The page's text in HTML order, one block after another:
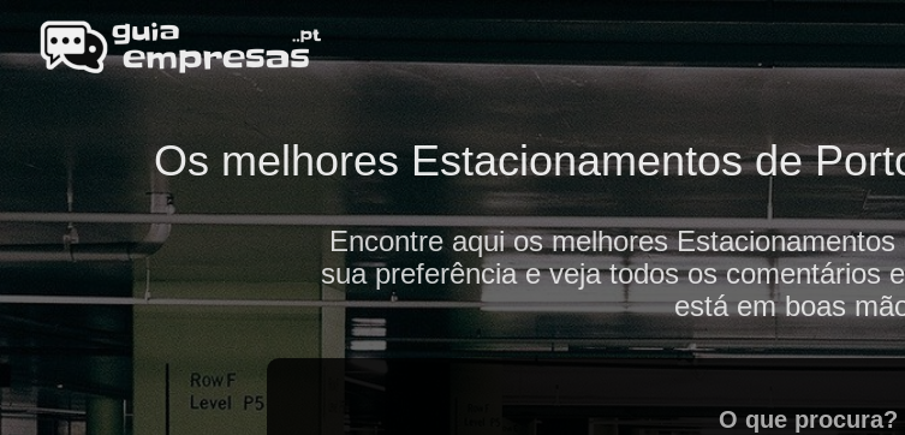
Os melhores Estacionamentos de
Encontre aqui os melhores
sua preferência e veja todos os comentários
está em boas
O que procura?